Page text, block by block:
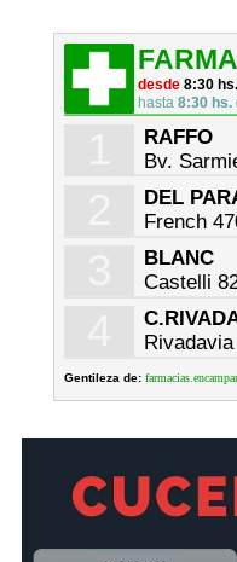
desde8:30
hasta8:30 hs.
RAFFO
Bv.
DEL
French
BLANC
Castelli
Gentileza de: